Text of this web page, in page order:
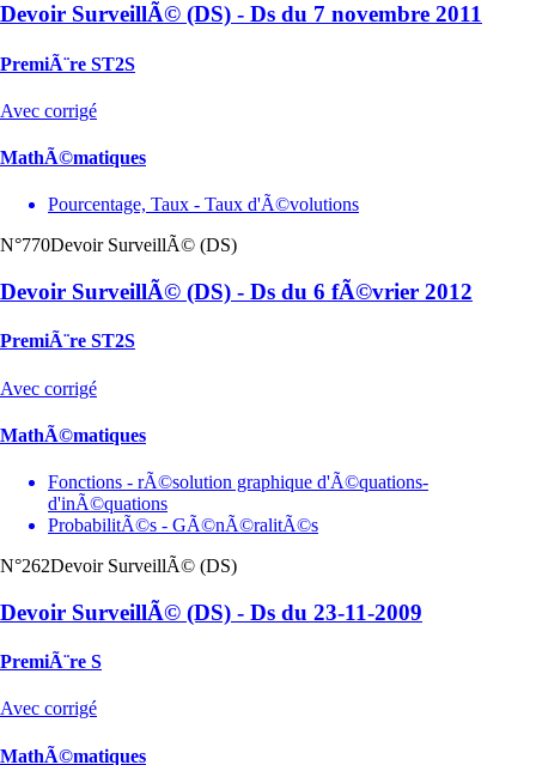
Devoir SurveillÃ© (DS) - Ds du 7 novembre 2011
PremiÃ¨re ST2S
Avec corrigé
MathÃ©matiques
Pourcentage, Taux - Taux d'Ã©volutions
N°770Devoir SurveillÃ© (DS)
Devoir SurveillÃ© (DS) - Ds du 6 fÃ©vrier 2012
PremiÃ¨re ST2S
Avec corrigé
MathÃ©matiques
Fonctions - rÃ©solution graphique d'Ã©quations-
d'inÃ©quations
ProbabilitÃ©s - GÃ©nÃ©ralitÃ©s
N°262Devoir SurveillÃ© (DS)
Devoir SurveillÃ© (DS) - Ds du 23-11-2009
PremiÃ¨re S
Avec corrigé
MathÃ©matiques